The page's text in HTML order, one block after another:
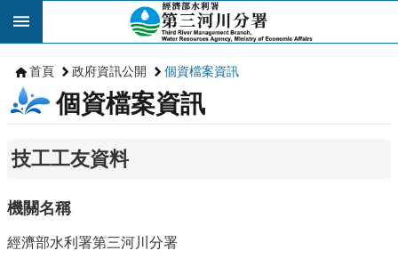
跳到主要內容區塊
首頁 政府資訊公開 個資檔案資訊
個資檔案資訊
技工工友資料
機關名稱
經濟部水利署第三河川分署